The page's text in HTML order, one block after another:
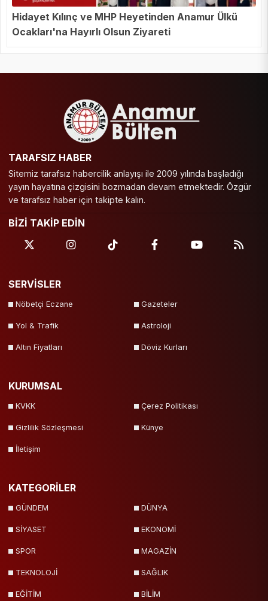
Hidayet Kılınç ve MHP Heyetinden Anamur Ülkü
Ocakları'na Hayırlı Olsun Ziyareti
TARAFSIZ HABER
Sitemiz tarafsız habercilik anlayışı ile 2009 yılında başladığı
yayın hayatına çizgisini bozmadan devam etmektedir. Özgür
ve tarafsız haber için takipte kalın.
BİZİ TAKİP EDİN
SERVİSLER
Nöbetçi Eczane Gazeteler
Yol & Trafik Astroloji
Altın Fiyatları Döviz Kurları
KURUMSAL
KVKK Çerez Politikası
Gizlilik Sözleşmesi Künye
İletişim
KATEGORİLER
GÜNDEM DÜNYA
SİYASET EKONOMİ
SPOR MAGAZİN
TEKNOLOJİ SAĞLIK
EĞİTİM BİLİM